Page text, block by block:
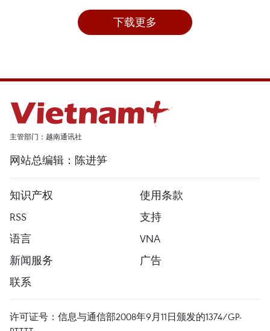
下载更多
主管部门：越南通讯社
网站总编辑：陈进笋
知识产权
使用条款
RSS
支持
语言
VNA
新闻服务
广告
联系
许可证号：信息与通信部2008年9月11日颁发的1374/GP-